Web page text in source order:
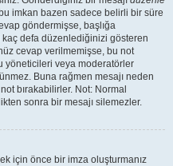
imkan bazen sadece belirli bir süre
göndermişse, başlığa
kaç defa düzenlediğinizi gösteren
cevap verilmemişse, bu not
yöneticileri veya moderatörler
Buna rağmen mesajı neden
bırakabilirler. Not: Normal
sonra bir mesajı silemezler.
için önce bir imza oluşturmanız